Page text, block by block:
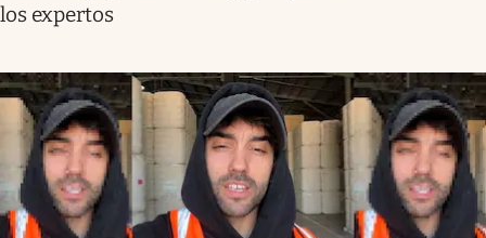
los expertos